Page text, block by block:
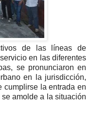
de las líneas de
en las diferentes
se pronunciaron en
en la jurisdicción,
cumplirse la entrada en
amolde a la situación